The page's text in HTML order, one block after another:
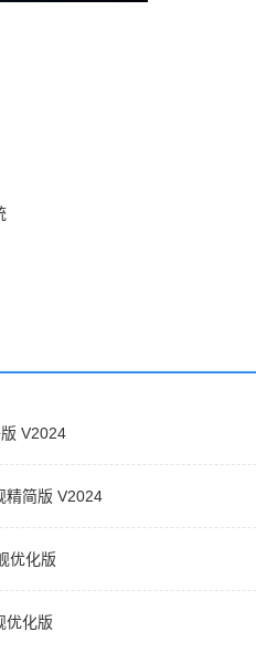
V2024
精简版 V2024
优化版
优化版